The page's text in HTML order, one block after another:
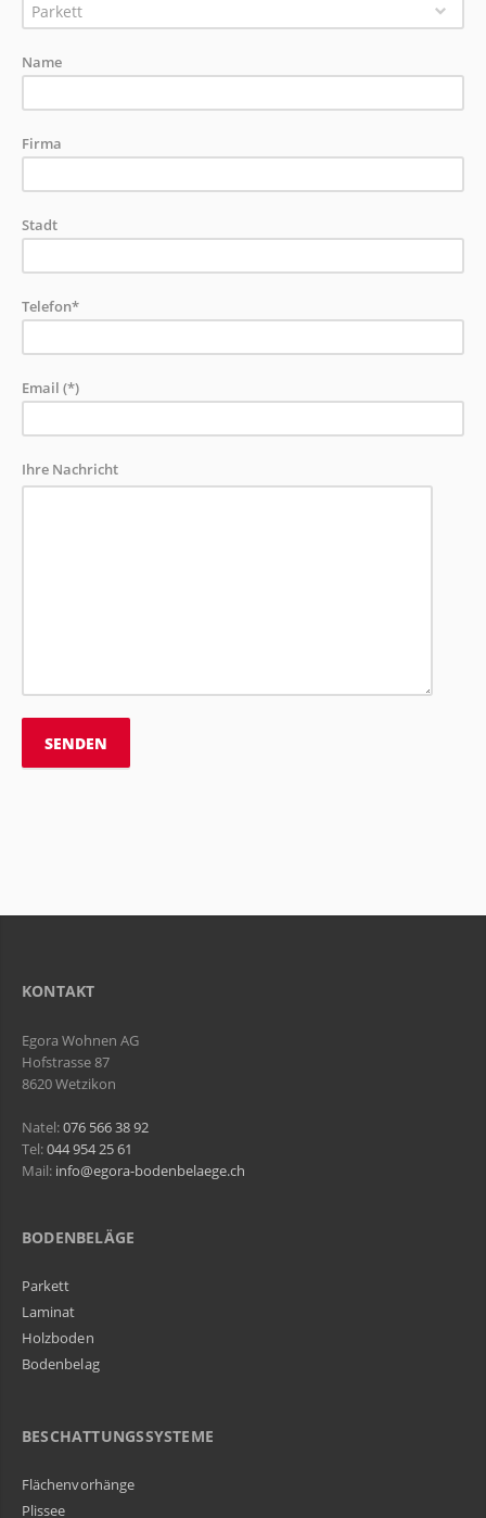
Parkett
Name
Firma
Stadt
Telefon*
Email (*)
Ihre Nachricht
KONTAKT
Egora Wohnen AG
Hofstrasse 87
8620 Wetzikon
Natel:076 566 38 92
Tel:044 954 25 61
Mail: info@egora-bodenbelaege.ch
BODENBELÄGE
Parkett
Laminat
Holzboden
Bodenbelag
BESCHATTUNGSSYSTEME
Flächenvorhänge
Plissee